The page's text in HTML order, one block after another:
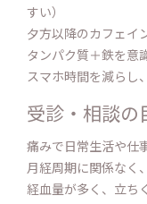
すい）
夕方以降のカフェイ
タンパク質＋鉄を意
スマホ時間を減らし
受診・相談の
痛みで日常生活や仕
月経周期に関係なく
経血量が多く、立ち